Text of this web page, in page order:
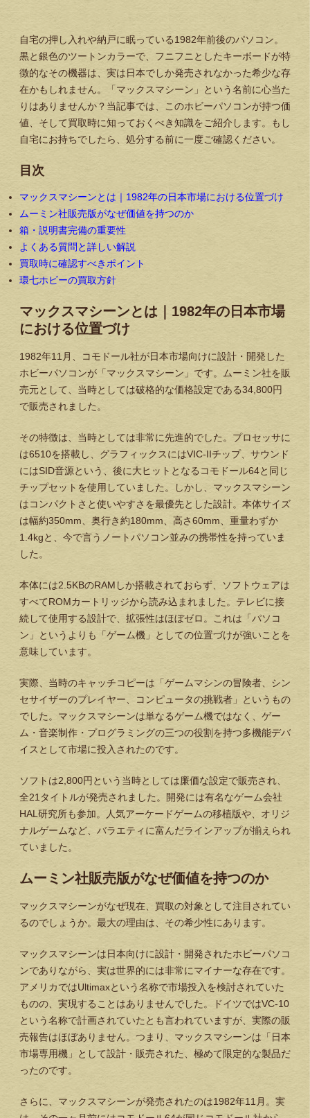
自宅の押し入れや納戸に眠っている1982年前後のパソコン。
黒と銀色のツートンカラーで、フニフニとしたキーボードが特
徴的なその機器は、実は日本でしか発売されなかった希少な存
在かもしれません。「マックスマシーン」という名前に心当た
りはありませんか？当記事では、このホビーパソコンが持つ価
値、そして買取時に知っておくべき知識をご紹介します。もし
自宅にお持ちでしたら、処分する前に一度ご確認ください。
目次
マックスマシーンとは｜1982年の日本市場における位置づけ
ムーミン社販売版がなぜ価値を持つのか
箱・説明書完備の重要性
よくある質問と詳しい解説
買取時に確認すべきポイント
環七ホビーの買取方針
マックスマシーンとは｜1982年の日本市場
における位置づけ
1982年11月、コモドール社が日本市場向けに設計・開発した
ホビーパソコンが「マックスマシーン」です。ムーミン社を販
売元として、当時としては破格的な価格設定である34,800円
で販売されました。
その特徴は、当時としては非常に先進的でした。プロセッサに
は6510を搭載し、グラフィックスにはVIC-IIチップ、サウンド
にはSID音源という、後に大ヒットとなるコモドール64と同じ
チップセットを使用していました。しかし、マックスマシーン
はコンパクトさと使いやすさを最優先とした設計。本体サイズ
は幅約350mm、奥行き約180mm、高さ60mm、重量わずか
1.4kgと、今で言うノートパソコン並みの携帯性を持っていま
した。
本体には2.5KBのRAMしか搭載されておらず、ソフトウェアは
すべてROMカートリッジから読み込まれました。テレビに接
続して使用する設計で、拡張性はほぼゼロ。これは「パソコ
ン」というよりも「ゲーム機」としての位置づけが強いことを
意味しています。
実際、当時のキャッチコピーは「ゲームマシンの冒険者、シン
セサイザーのプレイヤー、コンピュータの挑戦者」というもの
でした。マックスマシーンは単なるゲーム機ではなく、ゲー
ム・音楽制作・プログラミングの三つの役割を持つ多機能デバ
イスとして市場に投入されたのです。
ソフトは2,800円という当時としては廉価な設定で販売され、
全21タイトルが発売されました。開発には有名なゲーム会社
HAL研究所も参加。人気アーケードゲームの移植版や、オリジ
ナルゲームなど、バラエティに富んだラインアップが揃えられ
ていました。
ムーミン社販売版がなぜ価値を持つのか
マックスマシーンがなぜ現在、買取の対象として注目されてい
るのでしょうか。最大の理由は、その希少性にあります。
マックスマシーンは日本向けに設計・開発されたホビーパソコ
ンでありながら、実は世界的には非常にマイナーな存在です。
アメリカではUltimaxという名称で市場投入を検討されていた
ものの、実現することはありませんでした。ドイツではVC-10
という名称で計画されていたとも言われていますが、実際の販
売報告はほぼありません。つまり、マックスマシーンは「日本
市場専用機」として設計・販売された、極めて限定的な製品だ
ったのです。
さらに、マックスマシーンが発売されたのは1982年11月。実